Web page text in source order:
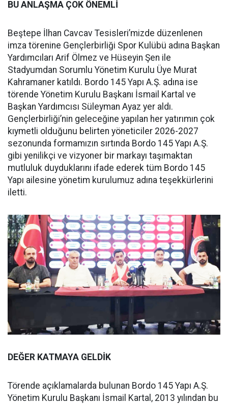
BU ANLAŞMA ÇOK ÖNEMLİ
Beştepe İlhan Cavcav Tesisleri’mizde düzenlenen
imza törenine Gençlerbirliği Spor Kulübü adına Başkan
Yardımcıları Arif Ölmez ve Hüseyin Şen ile
Stadyumdan Sorumlu Yönetim Kurulu Üye Murat
Kahramaner katıldı. Bordo 145 Yapı A.Ş. adına ise
törende Yönetim Kurulu Başkanı İsmail Kartal ve
Başkan Yardımcısı Süleyman Ayaz yer aldı.
Gençlerbirliği’nin geleceğine yapılan her yatırımın çok
kıymetli olduğunu belirten yöneticiler 2026-2027
sezonunda formamızın sırtında Bordo 145 Yapı A.Ş.
gibi yenilikçi ve vizyoner bir markayı taşımaktan
mutluluk duyduklarını ifade ederek tüm Bordo 145
Yapı ailesine yönetim kurulumuz adına teşekkürlerini
iletti.
DEĞER KATMAYA GELDİK
Törende açıklamalarda bulunan Bordo 145 Yapı A.Ş.
Yönetim Kurulu Başkanı İsmail Kartal, 2013 yılından bu